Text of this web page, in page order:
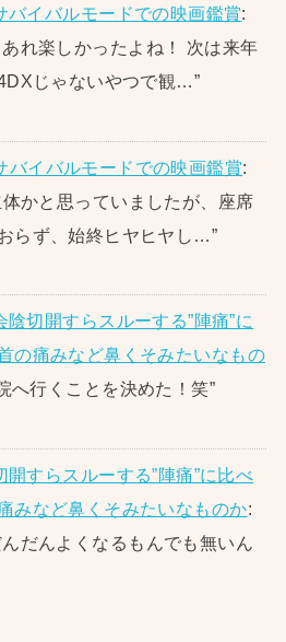
バイバルモードでの映画鑑賞:
れ楽しかったよね！ 次は来年
じゃないやつで観…”
バイバルモードでの映画鑑賞:
かと思っていましたが、座席
らず、始終ヒヤヒヤし…”
陰切開すらスルーする”陣痛”に
の痛みなど鼻くそみたいなもの
へ行くことを決めた！笑”
開すらスルーする”陣痛”に比べ
みなど鼻くそみたいなものか:
だんよくなるもんでも無いん